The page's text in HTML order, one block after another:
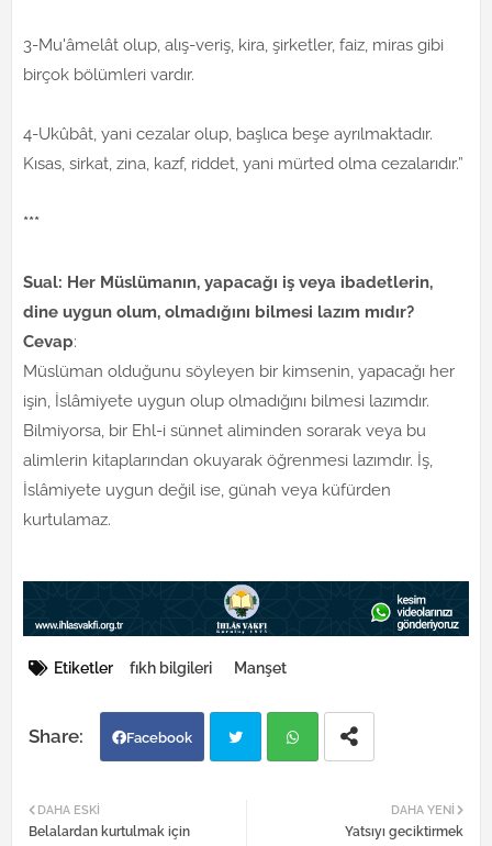
3-Mu'âmelât olup, alış-veriş, kira, şirketler, faiz, miras gibi
birçok bölümleri vardır.
4-Ukûbât, yani cezalar olup, başlıca beşe ayrılmaktadır.
Kısas, sirkat, zina, kazf, riddet, yani mürted olma cezalarıdır.”
***
Sual: Her Müslümanın, yapacağı iş veya ibadetlerin,
dine uygun olum, olmadığını bilmesi lazım mıdır?
Cevap:
Müslüman olduğunu söyleyen bir kimsenin, yapacağı her
işin, İslâmiyete uygun olup olmadığını bilmesi lazımdır.
Bilmiyorsa, bir Ehl-i sünnet aliminden sorarak veya bu
alimlerin kitaplarından okuyarak öğrenmesi lazımdır. İş,
İslâmiyete uygun değil ise, günah veya küfürden
kurtulamaz.
Etiketler fıkh bilgileri Manşet
Facebook
DAHA YENI
Yatsıyı geciktirmek
DAHA ESKI
Belalardan kurtulmak için